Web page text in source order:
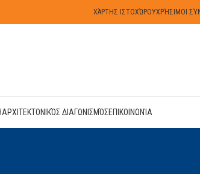
ΧΆΡΤΗΣ ΙΣΤΟΧΏΡΟΥΧΡΉΣΙΜΟΙ
ΑΡΧΙΤΕΚΤΟΝΙΚΌΣ ΔΙΑΓΩΝΙΣΜΌΣΕΠΙΚΟΙΝΩΝΊΑ